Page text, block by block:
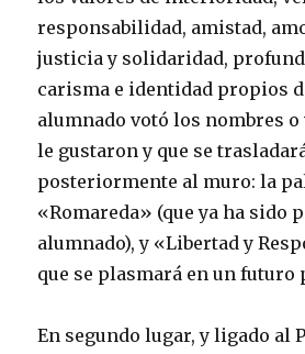
responsabilidad, amistad,
justicia y solidaridad,
carisma e identidad propios
alumnado votó los nombres o
le gustaron y que se
posteriormente al muro: la
«Romareda» (que ya ha sido
alumnado), y «Libertad y
que se plasmará en un futuro
En segundo lugar, y ligado al